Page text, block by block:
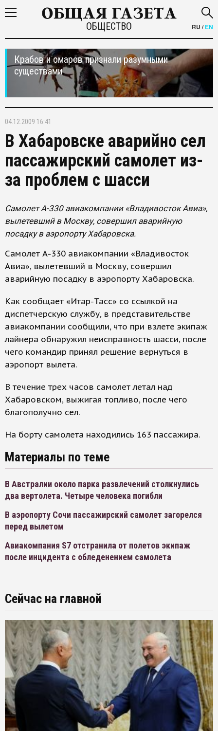
ОБЩЕСТВО RU /EN
Крабов и омаров признали разумными
существами
04.12.2009 16:41
В Хабаровске аварийно сел
пассажирский самолет из-
за проблем с шасси
Самолет А-330 авиакомпании «Владивосток Авиа»,
вылетевший в Москву, совершил аварийную
посадку в аэропорту Хабаровска.
Самолет А-330 авиакомпании «Владивосток
Авиа», вылетевший в Москву, совершил
аварийную посадку в аэропорту Хабаровска.
Как сообщает «Итар-Тасс» со ссылкой на
диспетчерскую службу, в представительстве
авиакомпании сообщили, что при взлете экипаж
лайнера обнаружил неисправность шасси, после
чего командир принял решение вернуться в
аэропорт вылета.
В течение трех часов самолет летал над
Хабаровском, выжигая топливо, после чего
благополучно сел.
На борту самолета находились 163 пассажира.
Материалы по теме
В Австралии около парка развлечений столкнулись
два вертолета. Четыре человека погибли
В аэропорту Сочи пассажирский самолет загорелся
перед вылетом
Авиакомпания S7 отстранила от полетов экипаж
после инцидента с обледенением самолета
Сейчас на главной